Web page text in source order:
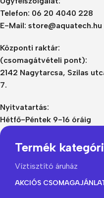
Telefon: 06 20 4040 228
E-Mail: store@aquatech.hu
Központi raktár:
(csomagátvételi pont):
2142 Nagytarcsa, Szilas
7.
Nyitvatartás:
Hétfő-Péntek 9-16 óráig
Termék
Víztisztító áruház
AKCIÓS